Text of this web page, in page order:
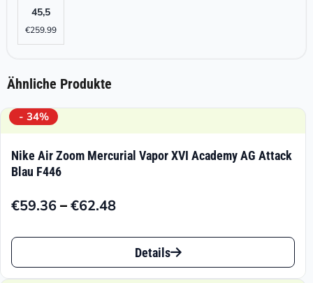
45,5
€259.99
Ähnliche Produkte
- 34%
Nike Air Zoom Mercurial Vapor XVI Academy AG Attack
Blau F446
€59.36–€62.48
Preisspanne:
€59.36
€62.48
Dieses
Produkt
Details